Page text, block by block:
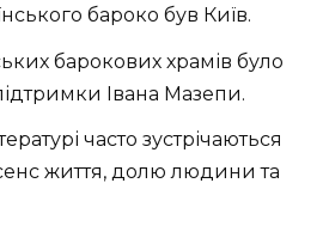
бароко був Київ.
барокових храмів було
Івана Мазепи.
часто зустрічаються
життя, долю людини та